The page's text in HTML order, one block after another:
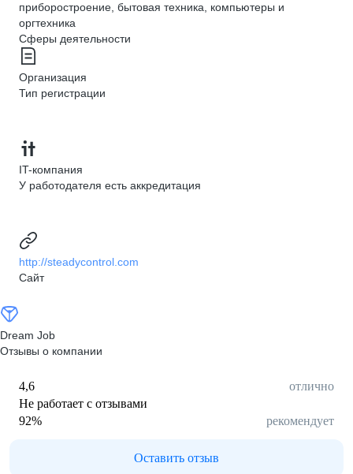
приборостроение, бытовая техника, компьютеры и
оргтехника
Сферы деятельности
Организация
Тип регистрации
IT-компания
У работодателя есть аккредитация
http://steadycontrol.com
Сайт
Dream Job
Отзывы о компании
4,6
отлично
Не работает с отзывами
92% рекомендует
Оставить отзыв